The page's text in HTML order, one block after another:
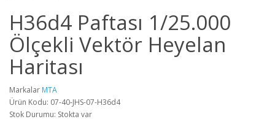
H36d4 Paftası 1/25.000
Ölçekli Vektör Heyelan
Haritası
Markalar MTA
Ürün Kodu: 07-40-JHS-07-H36d4
Stok Durumu: Stokta var